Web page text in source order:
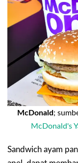
McDonald;
McDonald's
Sandwich ayam